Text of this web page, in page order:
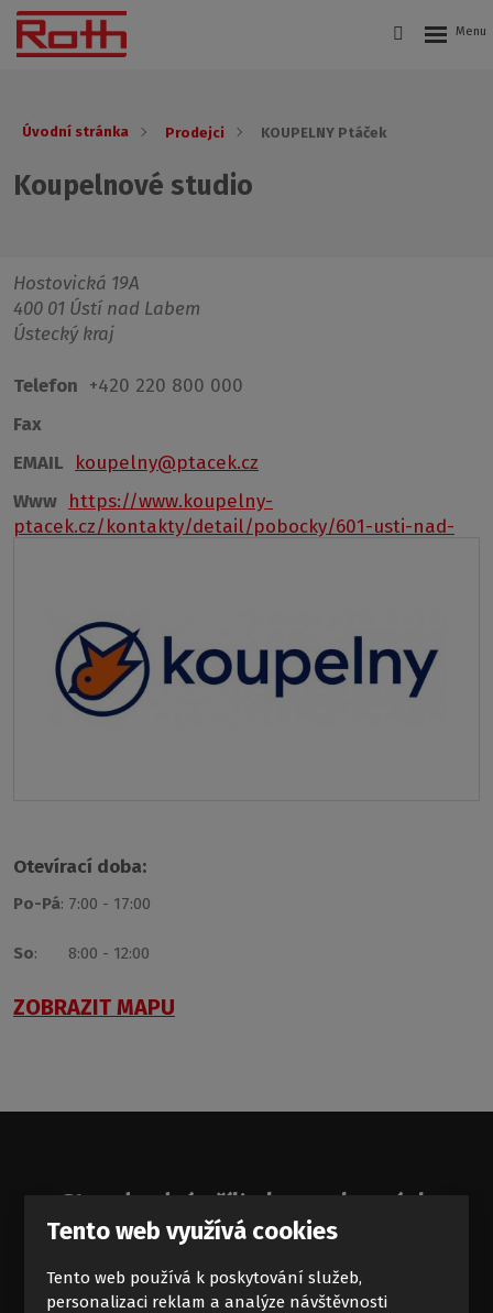
Úvodní stránka Prodejci KOUPELNY Ptáček
Koupelnové studio
Hostovická 19A
400 01 Ústí nad Labem
Ústecký kraj
Telefon +420 220 800 000
Fax
EMAIL
koupelny@ptacek.cz
Www https://www.koupelny-
ptacek.cz/kontakty/detail/pobocky/601-usti-nad-
Otevírací doba:
Po-Pá: 7:00 - 17:00
So: 8:00 - 12:00
ZOBRAZIT MAPU
Standardní příliv koupelnových
zajímavostí
Novinky a akce na e-mail
Tento web využívá cookies
Tento web používá k poskytování služeb,
personalizaci reklam a analýze návštěvnosti